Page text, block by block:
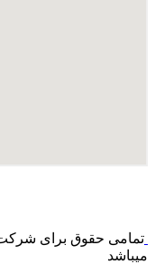
تمامی حقوق برای
میباشد